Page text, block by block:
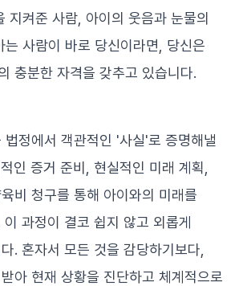
지켜준 사람, 아이의 웃음과 눈물의
는 사람이 바로 당신이라면, 당신은
충분한 자격을 갖추고 있습니다.
법정에서 객관적인 '사실'로 증명해낼
인 증거 준비, 현실적인 미래 계획,
비 청구를 통해 아이와의 미래를
이 과정이 결코 쉽지 않고 외롭게
. 혼자서 모든 것을 감당하기보다,
아 현재 상황을 진단하고 체계적으로